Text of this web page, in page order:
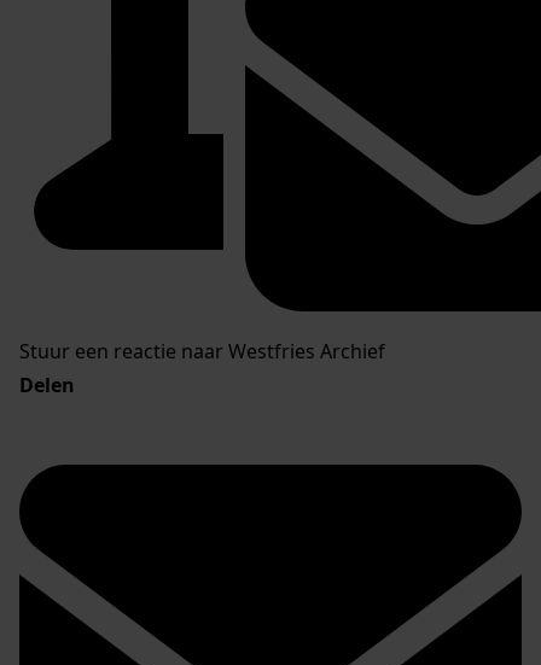
Stuur een reactie naar Westfries Archief
Delen